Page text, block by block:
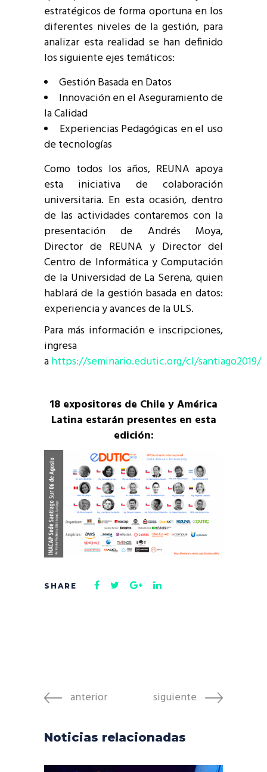
estratégicos de forma oportuna en los
diferentes niveles de la gestión, para
analizar esta realidad se han definido
los siguiente ejes temáticos:
Gestión Basada en Datos
Innovación en el Aseguramiento de
la Calidad
Experiencias Pedagógicas en el uso
de tecnologías
Como todos los años, REUNA apoya
esta iniciativa de colaboración
universitaria. En esta ocasión, dentro
de las actividades contaremos con la
presentación de Andrés Moya,
Director de REUNA y Director del
Centro de Informática y Computación
de la Universidad de La Serena, quien
hablará de la gestión basada en datos:
experiencia y avances de la ULS.
Para más información e inscripciones,
ingresa
ahttps://seminario.edutic.org/cl/santiago2019/
18 expositores de Chile y América
Latina estarán presentes en esta
edición:
anterior siguiente
Noticias relacionadas